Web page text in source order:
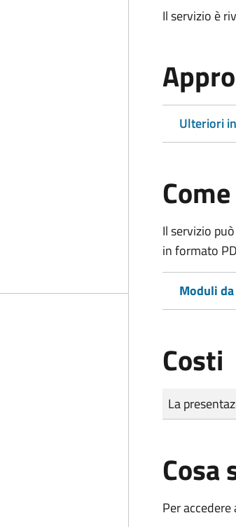
Il servizio è
Ulteriori
Il servizio
in formato
Moduli
Costi
Tipo di
Importo
La
Cosa
Per